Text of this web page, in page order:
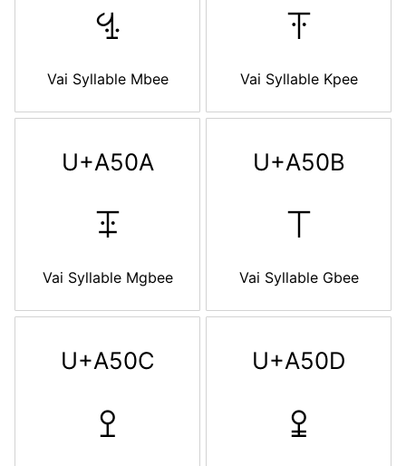
ꔈ
Vai Syllable Mbee
ꔉ
Vai Syllable Kpee
U+A50A
ꔊ
Vai Syllable Mgbee
U+A50B
ꔋ
Vai Syllable Gbee
U+A50C
ꔌ
U+A50D
ꔍ